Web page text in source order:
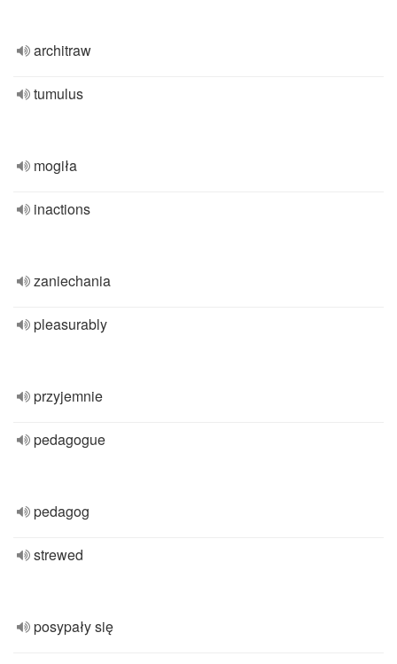
architraw
tumulus
mogiła
inactions
zaniechania
pleasurably
przyjemnie
pedagogue
pedagog
strewed
posypały się